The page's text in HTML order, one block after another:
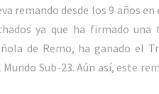
remando desde los 9 años
ya que ha firmado
de Remo, ha ganado el
Sub-23. Aún así, este